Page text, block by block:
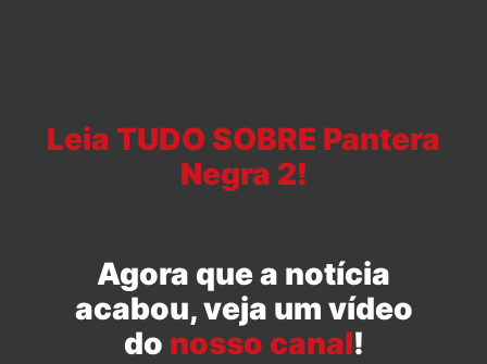
Leia TUDO SOBRE Pantera
Negra 2!
Agora que a notícia
acabou, veja um vídeo
do nosso canal!